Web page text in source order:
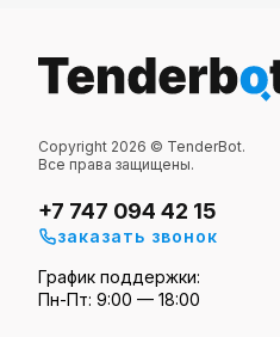
Copyright 2026 © TenderBot.
Все права защищены.
+7 747 094 42 15
заказать звонок
График поддержки:
Пн-Пт: 9:00 — 18:00